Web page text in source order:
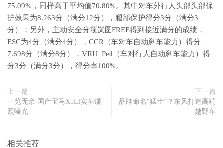
75.09%，同样高于平均值70.80%。其中对车外行人头部头部保
护效果为8.263分（满分12分），腿部保护得分3分（满分3
分）；另外，主动安全分项岚图FREE得到接近满分的成绩，
ESC为4分（满分4分），CCR（车对车自动刹车能力）得分
7.698分（满分8分），VRU_Ped（车对行人自动刹车能力）得
分3分（满分3分），得分率100%。
上一篇
一览无余 国产宝马X5Li实车谍
照曝光
下一篇
品牌命名“猛士”？东风打造高端
越野车
相关推荐